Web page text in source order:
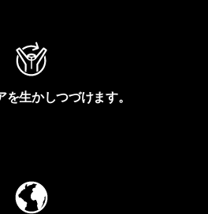
生かしつづけます。